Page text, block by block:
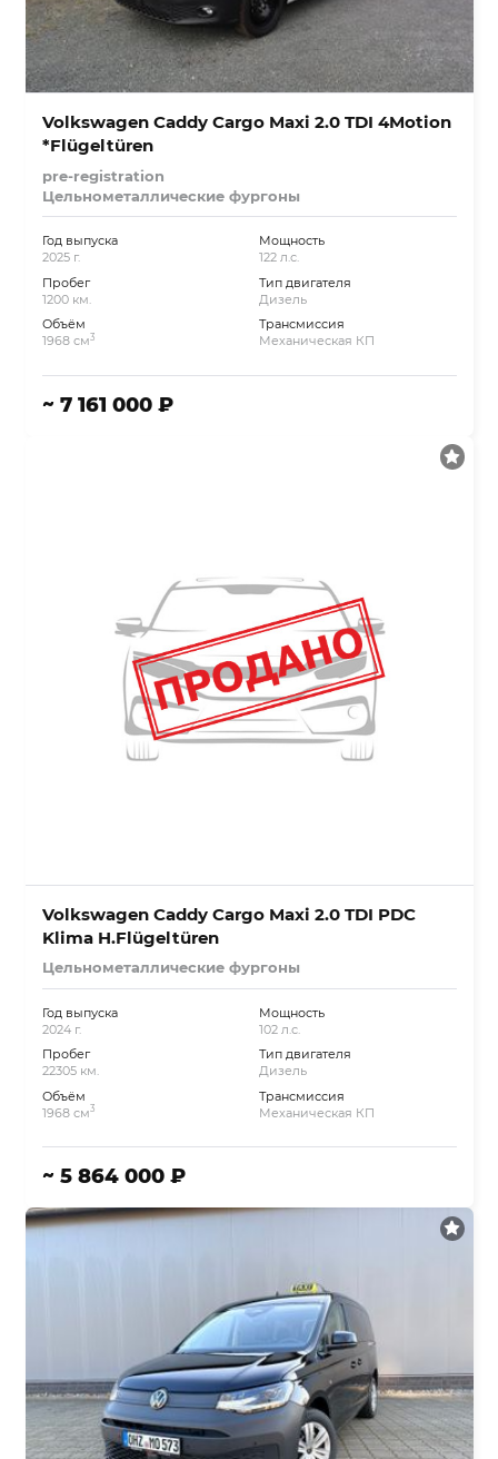
Volkswagen Caddy Cargo Maxi 2.0 TDI 4Motion
*Flügeltüren
pre-registration
Цельнометаллические фургоны
Год выпуска
2025 г.
Пробег
1200 км.
Объём
1968 см3
Мощность
122 л.с.
Тип двигателя
Дизель
Трансмиссия
Механическая КП
~ 7 161 000 ₽
Volkswagen Caddy Cargo Maxi 2.0 TDI PDC
Klima H.Flügeltüren
Цельнометаллические фургоны
Год выпуска
2024 г.
Пробег
22305 км.
Объём
1968 см3
Мощность
102 л.с.
Тип двигателя
Дизель
Трансмиссия
Механическая КП
~ 5 864 000 ₽